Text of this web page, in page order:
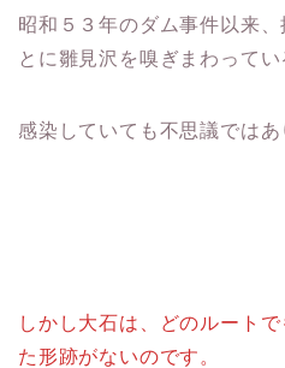
昭和５３年のダム事件以来
とに雛見沢を嗅ぎまわってい
感染していても不思議ではあ
しかし大石は、どのルート
た形跡がないのです。